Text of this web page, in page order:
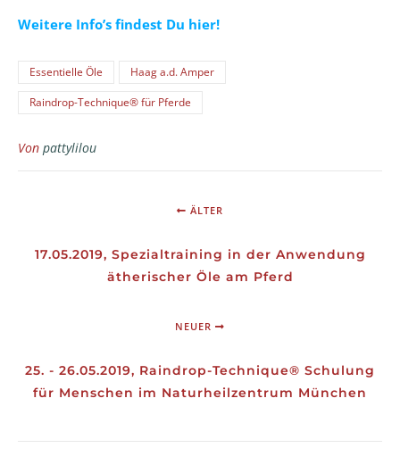
Weitere Info’s findest Du hier!
Essentielle Öle
Haag a.d. Amper
Raindrop-Technique® für Pferde
Von pattylilou
ÄLTER
17.05.2019, Spezialtraining in der Anwendung
ätherischer Öle am Pferd
NEUER
25. - 26.05.2019, Raindrop-Technique® Schulung
für Menschen im Naturheilzentrum München